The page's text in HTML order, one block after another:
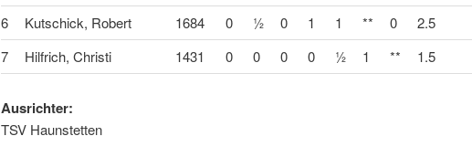
6
Kutschick, Robert 1684 0 ½ 0 1 1 ** 0
2.5
7
Hilfrich, Christi 1431 0 0 0 0 ½ 1 ** 1.5
Ausrichter:
TSV Haunstetten